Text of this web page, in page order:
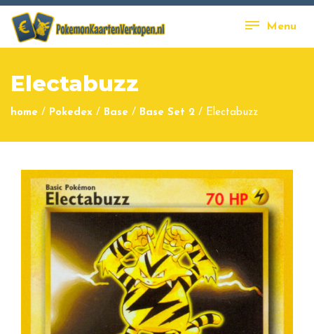
Menu
Electabuzz
home / Pokedex / Base / Base Set 2 / Electabuzz